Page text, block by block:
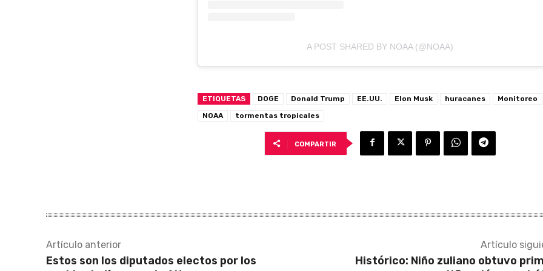
A POST SHARED BY NOAA (@NOAA)
ETIQUETAS DOGE Donald Trump EE.UU. Elon Musk huracanes
Monitoreo
NOAA
tormentas tropicales
COMPARTIR
Artículo anterior
Estos son los diputados electos por los
Artículo
Histórico: Niño zuliano obtuvo